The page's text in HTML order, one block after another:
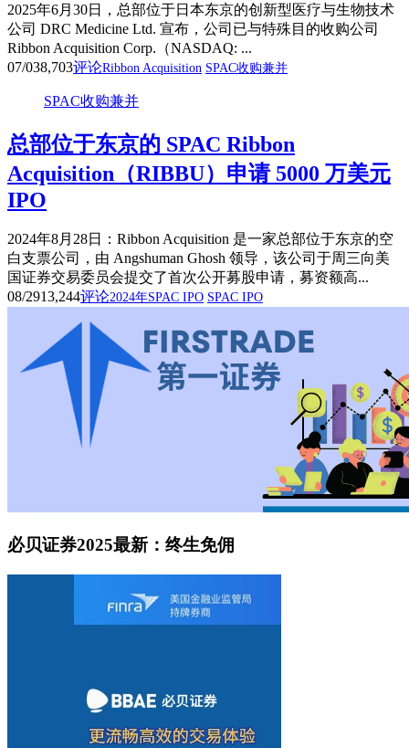
2025年6月30日，总部位于日本东京的创新型医疗与生物技术
公司 DRC Medicine Ltd. 宣布，公司已与特殊目的收购公司
Ribbon Acquisition Corp.（NASDAQ: ...
07/038,703评论Ribbon Acquisition SPAC收购兼并
SPAC收购兼并
总部位于东京的 SPAC Ribbon
Acquisition（RIBBU）申请 5000 万美元
IPO
2024年8月28日：Ribbon Acquisition 是一家总部位于东京的空
白支票公司，由 Angshuman Ghosh 领导，该公司于周三向美
国证券交易委员会提交了首次公开募股申请，募资额高...
08/2913,244评论2024年SPAC IPO SPAC IPO
必贝证券2025最新：终生免佣